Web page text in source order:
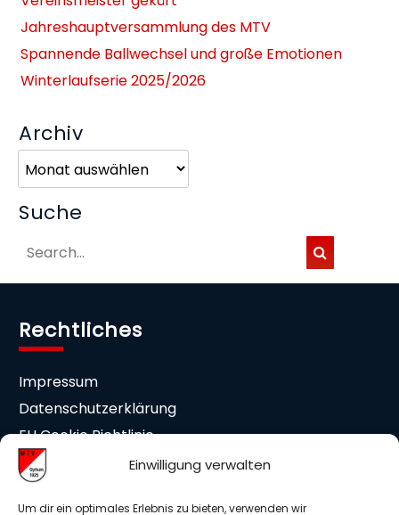
Einwilligung verwalten
Um dir ein optimales Erlebnis zu bieten, verwenden wir
Jahreshauptversammlung des MTV
Spannende Ballwechsel und große Emotionen
Winterlaufserie 2025/2026
Archiv
Suche
Rechtliches
Impressum
Datenschutzerklärung
EU Cookie Richtlinie
Cookie-Einstellungen
Mitgliedschaft